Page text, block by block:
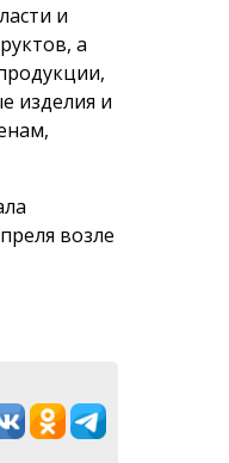
и
а
изделия и
возле